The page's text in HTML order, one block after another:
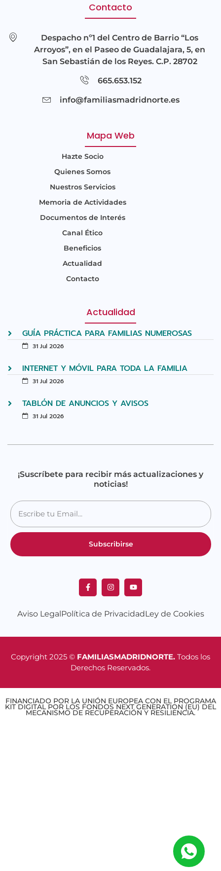
Contacto
Despacho nº1 del Centro de Barrio “Los
Arroyos”, en el Paseo de Guadalajara, 5, en
San Sebastián de los Reyes. C.P. 28702
665.653.152
info@familiasmadridnorte.es
Mapa Web
Hazte Socio
Quienes Somos
Nuestros Servicios
Memoria de Actividades
Documentos de Interés
Canal Ético
Beneficios
Actualidad
Contacto
Actualidad
GUÍA PRÁCTICA PARA FAMILIAS NUMEROSAS
31 Jul 2026
INTERNET Y MÓVIL PARA TODA LA FAMILIA
31 Jul 2026
TABLÓN DE ANUNCIOS Y AVISOS
31 Jul 2026
¡Suscríbete para recibir más actualizaciones y
noticias!
Subscribirse
Aviso LegalPolítica de PrivacidadLey de Cookies
Copyright 2025 © FAMILIASMADRIDNORTE. Todos los
Derechos Reservados.
FINANCIADO POR LA UNIÓN EUROPEA CON EL PROGRAMA
KIT DIGITAL POR LOS FONDOS NEXT GENERATION (EU) DEL
MECANISMO DE RECUPERACIÓN Y RESILIENCIA.